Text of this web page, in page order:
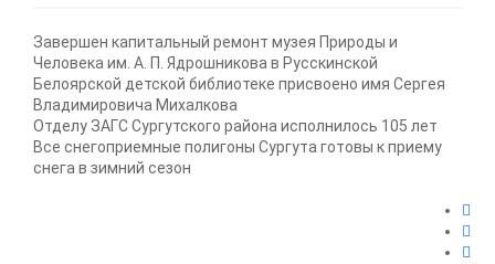
Завершен капитальный ремонт музея Природы и
Человека им. А. П. Ядрошникова в Русскинской
Белоярской детской библиотеке присвоено имя Сергея
Владимировича Михалкова
Отделу ЗАГС Сургутского района исполнилось 105 лет
Все снегоприемные полигоны Сургута готовы к приему
снега в зимний сезон